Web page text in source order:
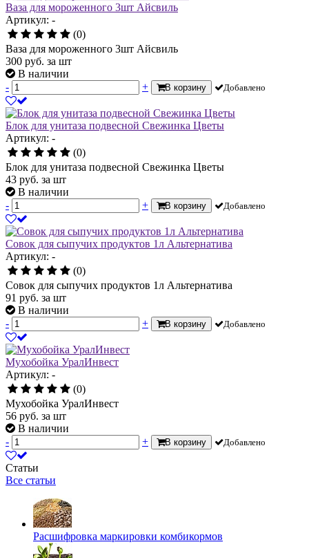
Ваза для мороженного 3шт Айсвиль
Артикул: -
(0)
Ваза для мороженного 3шт Айсвиль
300 руб. за шт
В наличии
-
+ В корзину Добавлено
Блок для унитаза подвесной Свежинка Цветы
Артикул: -
(0)
Блок для унитаза подвесной Свежинка Цветы
43 руб. за шт
В наличии
-
+ В корзину Добавлено
Совок для сыпучих продуктов 1л Альтернатива
Артикул: -
(0)
Совок для сыпучих продуктов 1л Альтернатива
91 руб. за шт
В наличии
-
+ В корзину Добавлено
Мухобойка УралИнвест
Артикул: -
(0)
Мухобойка УралИнвест
56 руб. за шт
В наличии
-
+ В корзину Добавлено
Статьи
Все статьи
Расшифровка маркировки комбикормов